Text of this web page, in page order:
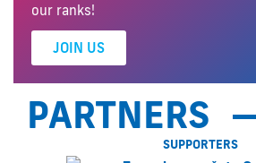
our ranks!
JOIN US
PARTNERS
SUPPORTERS